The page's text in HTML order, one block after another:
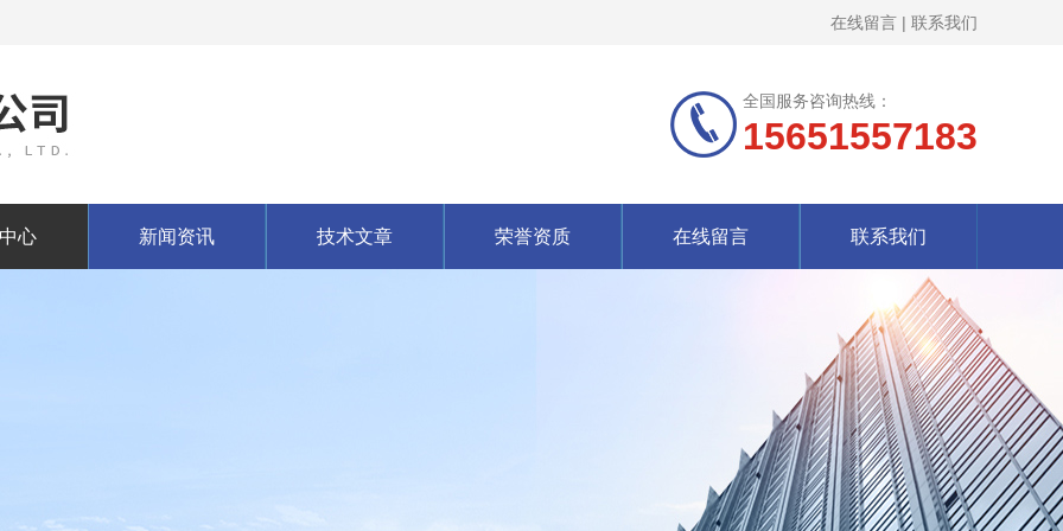
在线留言 | 联系我们
全国服务咨询热线：
15651557183
心 新闻资讯 技术文章 荣誉资质 在线留言 联系我们